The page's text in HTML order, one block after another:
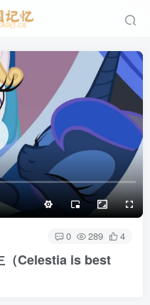
3/4 满屏
极快
适中
发送
0 289 4
（Celestia is best